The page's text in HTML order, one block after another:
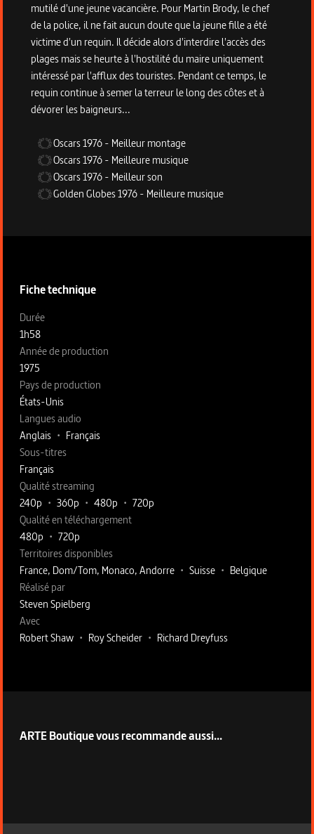
mutilé d'une jeune vacancière. Pour Martin Brody, le chef
de la police, il ne fait aucun doute que la jeune fille a été
victime d'un requin. Il décide alors d'interdire l'accès des
plages mais se heurte à l'hostilité du maire uniquement
intéressé par l'afflux des touristes. Pendant ce temps, le
requin continue à semer la terreur le long des côtes et à
dévorer les baigneurs...
Oscars1976- Meilleur montage
Oscars1976- Meilleure musique
Oscars1976- Meilleur son
Golden Globes1976- Meilleure musique
Fiche technique
Fiche technique section gauche
Durée
1h58
Année de production
1975
Pays de production
États-Unis
Langues audio
Anglais • Français
Sous-titres
Français
Qualité streaming
240p • 360p • 480p • 720p
Qualité en téléchargement
480p • 720p
Territoires disponibles
France, Dom/Tom, Monaco, Andorre • Suisse • Belgique
Fiche technique section droite
Réalisé par
Steven Spielberg
Avec
Robert Shaw • Roy Scheider • Richard Dreyfuss
ARTE Boutique vous recommande aussi...